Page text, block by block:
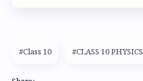
#Class 10 #CLASS 10 PHYSICS